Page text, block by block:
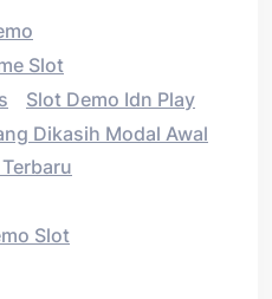
Slot
Slot Demo Idn Play
Dikasih Modal Awal
Slot